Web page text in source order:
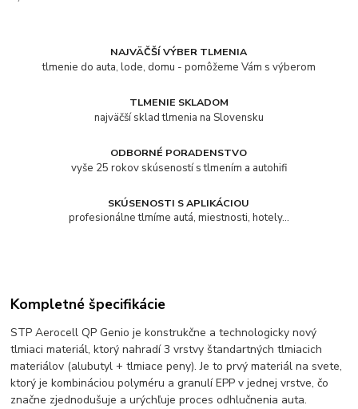
NAJVÄČŠÍ VÝBER TLMENIA
tlmenie do auta, lode, domu - pomôžeme Vám s výberom
TLMENIE SKLADOM
najväčší sklad tlmenia na Slovensku
ODBORNÉ PORADENSTVO
vyše 25 rokov skúseností s tlmením a autohifi
SKÚSENOSTI S APLIKÁCIOU
profesionálne tlmíme autá, miestnosti, hotely...
Kompletné špecifikácie
STP Aerocell QP Genio je konstrukčne a technologicky nový
tlmiaci materiál, ktorý nahradí 3 vrstvy štandartných tlmiacich
materiálov (alubutyl + tlmiace peny). Je to prvý materiál na svete,
ktorý je kombináciou polyméru a granulí EPP v jednej vrstve, čo
značne zjednodušuje a urýchľuje proces odhlučnenia auta.